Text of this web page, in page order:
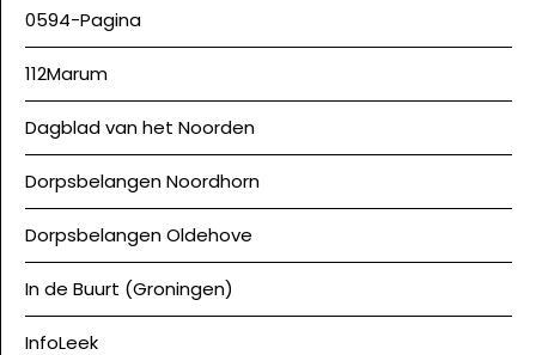
0594-Pagina
112Marum
Dagblad van het Noorden
Dorpsbelangen Noordhorn
Dorpsbelangen Oldehove
In de Buurt (Groningen)
InfoLeek